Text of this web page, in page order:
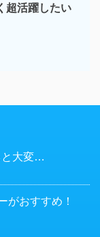
超活躍したい
と大変…
がおすすめ！